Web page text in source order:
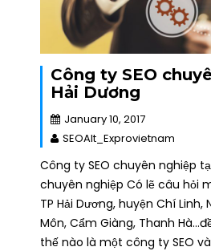
Công ty SEO
Hải Dương
January 10, 2017
SEOAlt_Exprovietnam
Công ty SEO chuyên nghiệp
chuyên nghiệp Có lẽ câu hỏi
TP Hải Dương, huyện Chí Linh,
Môn, Cẩm Giàng, Thanh
thế nào là một công ty SEO